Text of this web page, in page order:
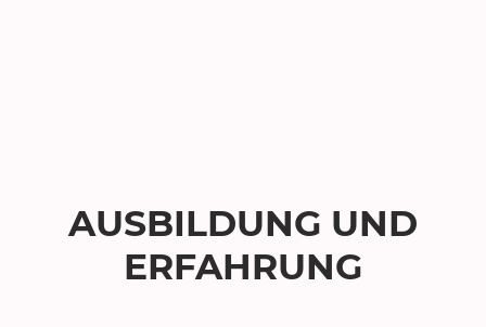
AUSBILDUNG UND
ERFAHRUNG